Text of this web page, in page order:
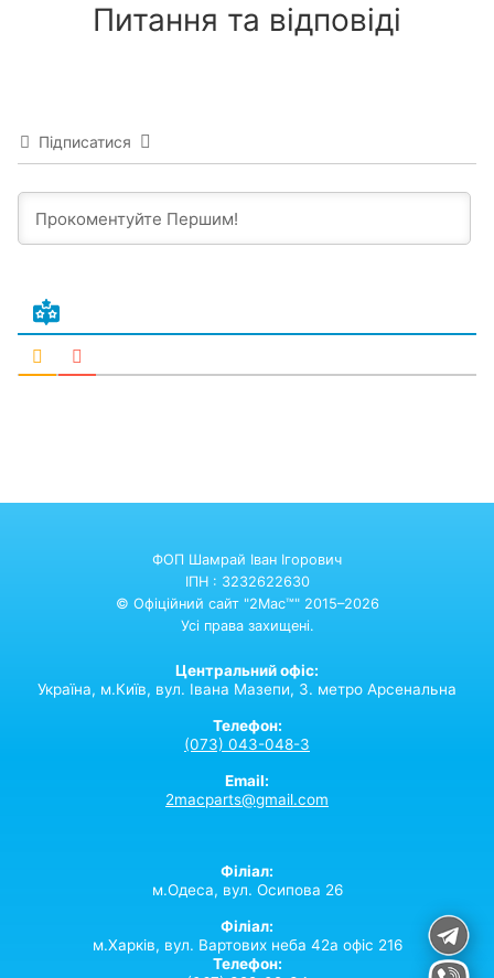
Питання та відповіді
Підписатися
ФОП Шамрай Іван Ігорович
ІПН : 3232622630
© Офіційний сайт "2Mac™" 2015–2026
Усі права захищені.
Центральний офіс:
Україна, м.Київ, вул. Івана Мазепи, 3. метро Арсенальна
Телефон:
(073) 043-048-3
Email:
2macparts@gmail.com
Філіал:
м.Одеса, вул. Осипова 26
Філіал:
м.Харків, вул. Вартових неба 42а офіс 216
Телефон: